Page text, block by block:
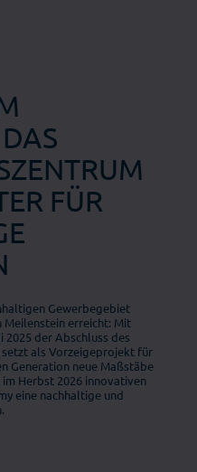
FÜR
Gewerbegebiet
Meilenstein erreicht: Mit
der Abschluss des
als Vorzeigeprojekt für
Generation neue Maßstäbe
Herbst 2026 innovativen
eine nachhaltige und